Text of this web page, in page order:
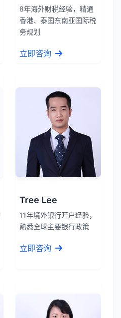
8年海外财税经验，精通
香港、泰国东南亚国际税
务规划
立即咨询
Tree Lee
11年境外银行开户经验，
熟悉全球主要银行政策
立即咨询